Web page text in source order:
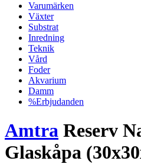
Varumärken
Växter
Substrat
Inredning
Teknik
Vård
Foder
Akvarium
Damm
%Erbjudanden
Amtra Reserv
Glaskåpa